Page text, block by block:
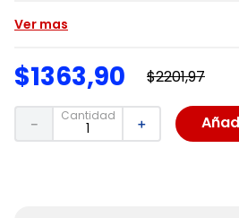
Ver mas
$1363,90 $2201,97
Cantidad
＋
－
al